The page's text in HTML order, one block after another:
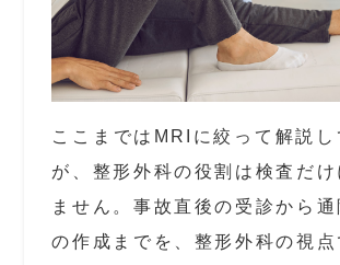
ここまではMRIに絞って解説し
が、整形外科の役割は検査だけ
ません。事故直後の受診から
の作成までを、整形外科の視点